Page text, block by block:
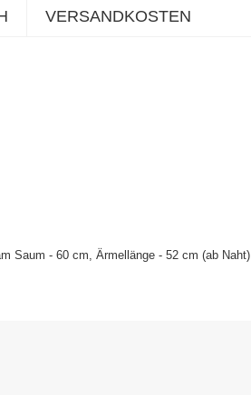
VERSANDKOSTEN
Saum - 60 cm, Ärmellänge - 52 cm (ab Naht).